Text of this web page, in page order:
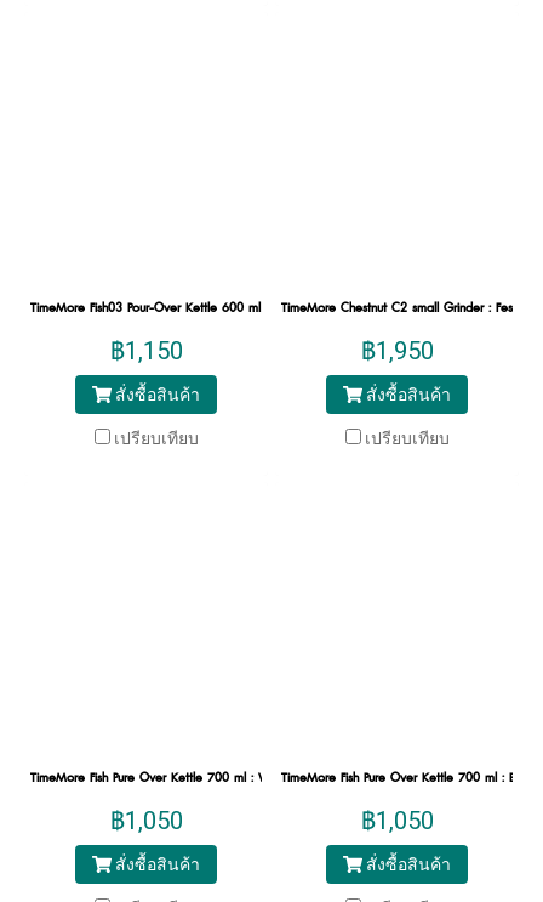
TimeMore Fish03 Pour-Over Kettle 600 ml : Black
฿1,150
สั่งซื้อสินค้า
เปรียบเทียบ
TimeMore Chestnut C2 small Grinder : Festival
฿1,950
สั่งซื้อสินค้า
เปรียบเทียบ
TimeMore Fish Pure Over Kettle 700 ml : White
฿1,050
สั่งซื้อสินค้า
TimeMore Fish Pure Over Kettle 700 ml : Black
฿1,050
สั่งซื้อสินค้า